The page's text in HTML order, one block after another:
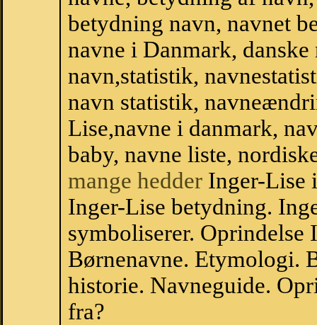
betydning navn, navnet
navne i Danmark,
navn,statistik,
navn statistik,
Lise,navne i danmark,
baby, navne liste,
mange hedder Inger-Lise
Inger-Lise betydning.
symboliserer. Oprindelse
Børnenavne. Etymologi.
historie. Navneguide.
fra?